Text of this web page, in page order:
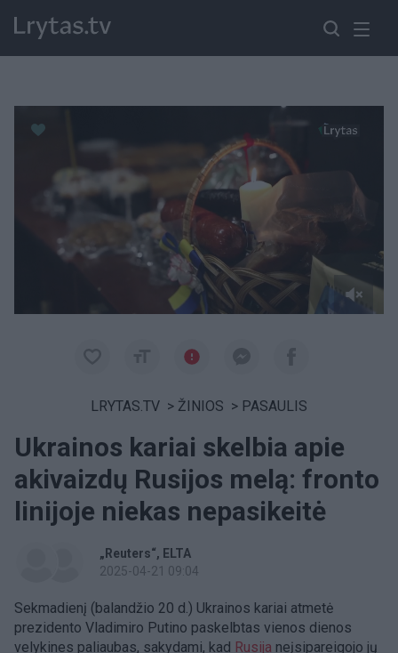
LRYTAS.TV > ŽINIOS > PASAULIS
Ukrainos kariai skelbia apie
akivaizdų Rusijos melą: fronto
linijoje niekas nepasikeitė
„Reuters“
ELTA
2025-04-21 09:04
Sekmadienį (balandžio 20 d.) Ukrainos kariai atmetė
prezidento Vladimiro Putino paskelbtas vienos dienos
velykines paliaubas, sakydami, kad Rusija neįsipareigojo jų